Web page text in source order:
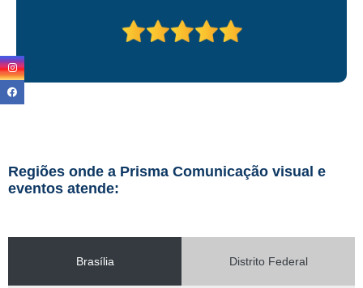
Regiões onde a Prisma Comunicação visual e
eventos atende:
Brasília Distrito Federal